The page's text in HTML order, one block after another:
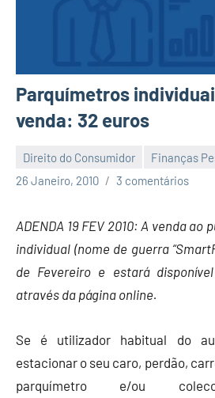
Parquímetros
venda: 32 euros
Direito do Consumidor
Finanças
26 Janeiro, 2010
Economia
Finanças
3 comentários
ADENDA 19 FEV 2010: A venda
individual (nome de guerra
de Fevereiro e estará
através da página online.
Se é utilizador habitual do
estacionar o seu caro, perdão,
parquímetro e/ou